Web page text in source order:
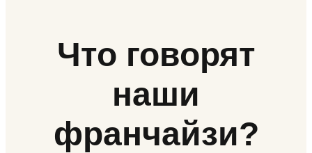
Что говорят
наши
франчайзи?